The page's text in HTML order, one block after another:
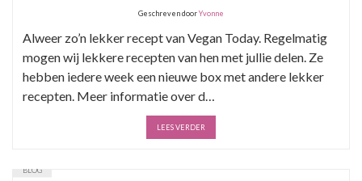
Geschreven doorYvonne
Alweer zo’n lekker recept van Vegan Today. Regelmatig
mogen wij lekkere recepten van hen met jullie delen. Ze
hebben iedere week een nieuwe box met andere lekker
recepten. Meer informatie over d…
LEES VERDER
BLOG